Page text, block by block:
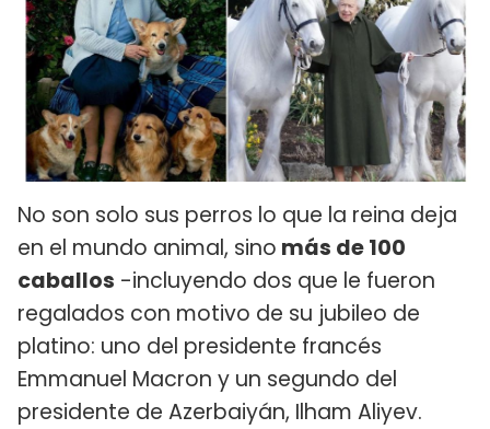
No son solo sus perros lo que la reina deja
en el mundo animal, sino más de 100
caballos -incluyendo dos que le fueron
regalados con motivo de su jubileo de
platino: uno del presidente francés
Emmanuel Macron y un segundo del
presidente de Azerbaiyán, Ilham Aliyev.